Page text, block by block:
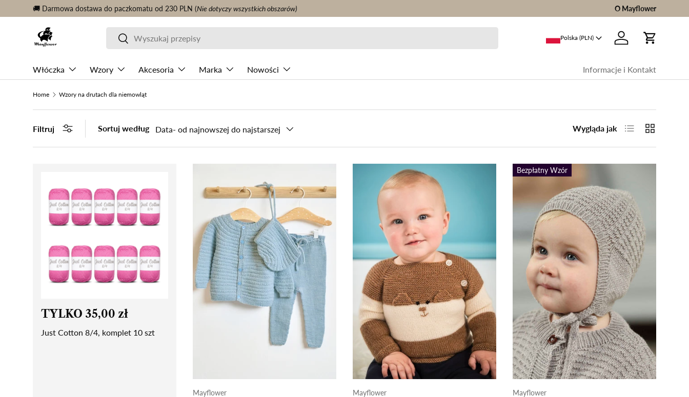
KONTYNUUJ TREŚĆ
🚚 Darmowa dostawa do paczkomatu od 230 PLN (Nie dotyczy wszystkich obszarów) O Mayflower
SzukajSzukaj Polska (PLN)
Zaloguj sieWóz
Włóczka Wzory Akcesoria Marka Nowości Informacje i Kontakt
Home Wzory na drutach dla niemowląt
Filtruj Sortuj według Data- od najnowszej do najstarszej Wygląda jak Lista Siatki
TYLKO 35,00 zł
Just Cotton 8/4, komplet 10 szt
Mayflower Mayflower
Bezpłatny Wzór
Mayflower